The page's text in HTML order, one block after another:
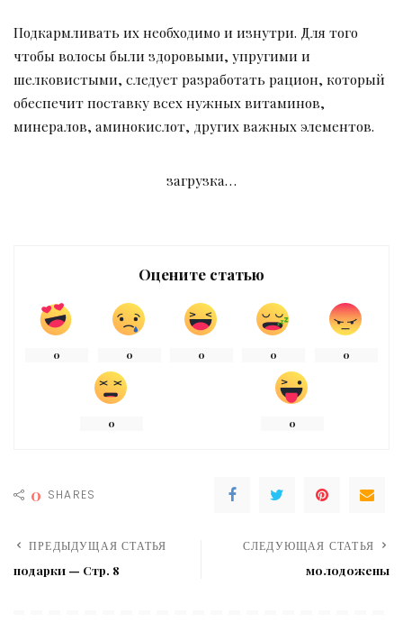
Подкармливать их необходимо и изнутри. Для того
чтобы волосы были здоровыми, упругими и
шелковистыми, следует разработать рацион, который
обеспечит поставку всех нужных витаминов,
минералов, аминокислот, других важных элементов.
загрузка…
Оцените статью
0 0 0 0 0
0 0
0 SHARES
ПРЕДЫДУЩАЯ СТАТЬЯ
подарки — Стр. 8
СЛЕДУЮЩАЯ СТАТЬЯ
молодожены